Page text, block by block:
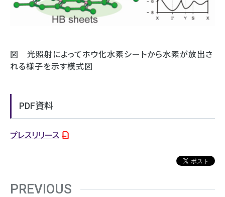
図 光照射によってホウ化水素シートから水素が放出さ
れる様子を示す模式図
PDF資料
プレスリリース
PREVIOUS